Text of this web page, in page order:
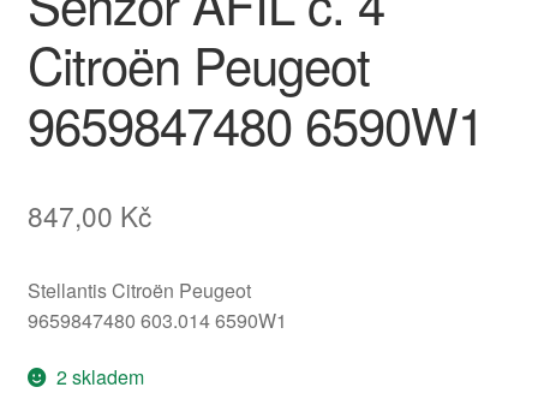
Reklamační řád
Vrakoviště Citroën
Citroën Peugeot
9659847480 6590W1
847,00 Kč
Stellantis Citroën Peugeot
9659847480 603.014 6590W1
2 skladem